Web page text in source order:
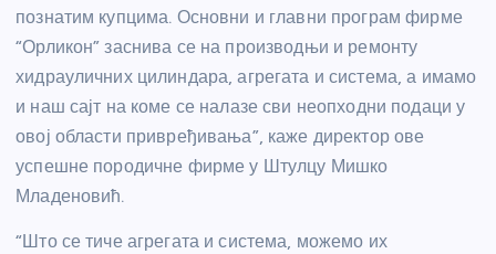
познатим купцима. Основни и главни програм фирме
“Орликон” заснива се на производњи и ремонту
хидрауличних цилиндара, агрегата и система, а имамо
и наш сајт на коме се налазе сви неопходни подаци у
овој области привређивања”, каже директор ове
успешне породичне фирме у Штулцу Мишко
Младеновић.
“Што се тиче агрегата и система, можемо их